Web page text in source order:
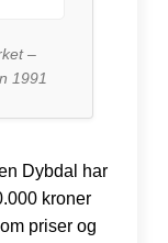
–
1991
Dybdal har
kroner
priser og